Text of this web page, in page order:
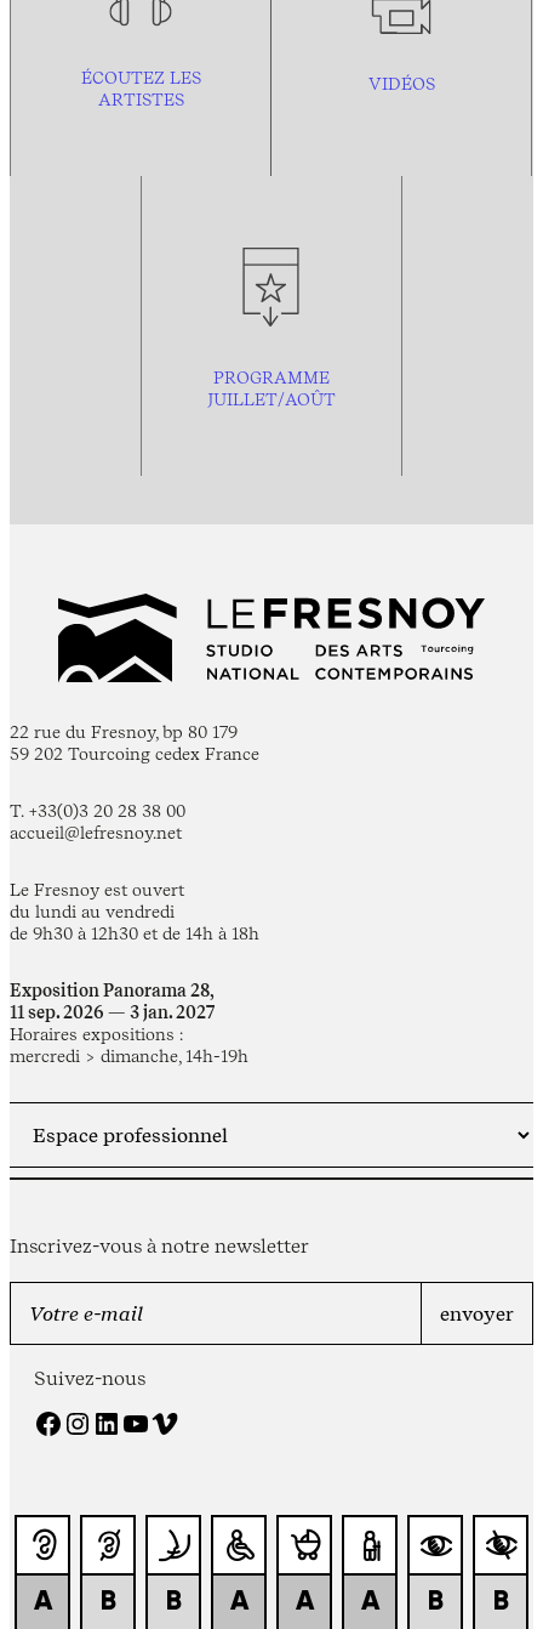
ÉCOUTEZ LES
ARTISTES
VIDÉOS
PROGRAMME
JUILLET/AOÛT
22 rue du Fresnoy, bp 80 179
59 202 Tourcoing cedex France
T. +33(0)3 20 28 38 00
accueil@lefresnoy.net
Le Fresnoy est ouvert
du lundi au vendredi
de 9h30 à 12h30 et de 14h à 18h
Exposition Panorama 28,
11 sep. 2026 — 3 jan. 2027
Horaires expositions :
mercredi > dimanche, 14h-19h
Inscrivez-vous à notre newsletter
Suivez-nous
Facebook Instagram LinkedIn YouTube Vimeo